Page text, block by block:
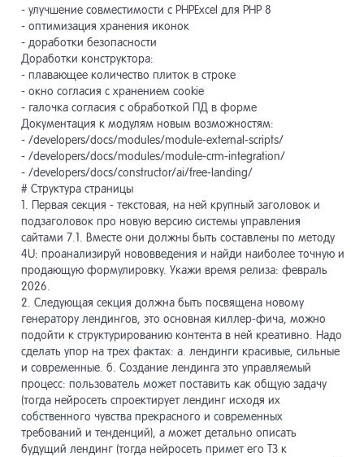
- улучшение совместимости с PHPExcel для PHP 8
- оптимизация хранения иконок
- доработки безопасности
Доработки конструктора:
- плавающее количество плиток в строке
- окно согласия с хранением cookie
- галочка согласия с обработкой ПД в форме
Документация к модулям новым возможностям:
- /developers/docs/modules/module-external-scripts/
- /developers/docs/modules/module-crm-integration/
- /developers/docs/constructor/ai/free-landing/
# Структура страницы
1. Первая секция - текстовая, на ней крупный заголовок и
подзаголовок про новую версию системы управления
сайтами 7.1. Вместе они должны быть составлены по методу
4U: проанализируй нововведения и найди наиболее точную и
продающую формулировку. Укажи время релиза: февраль
2026.
2. Следующая секция должна быть посвящена новому
генератору лендингов, это основная киллер-фича, можно
подойти к структурированию контента в ней креативно. Надо
сделать упор на трех фактах: а. лендинги красивые, сильные
и современные. б. Создание лендинга это управляемый
процесс: пользователь может поставить как общую задачу
(тогда нейросеть спроектирует лендинг исходя их
собственного чувства прекрасного и современных
требований и тенденций), а может детально описать
будущий лендинг (тогда нейросеть примет его ТЗ к